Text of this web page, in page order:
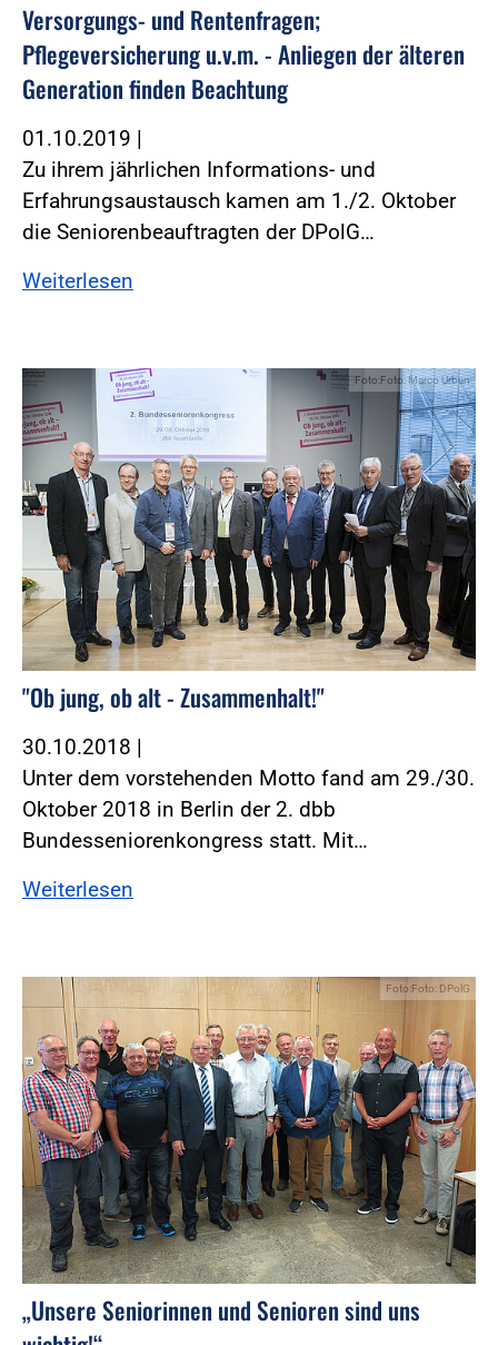
Versorgungs- und Rentenfragen;
Pflegeversicherung u.v.m. - Anliegen der älteren
Generation finden Beachtung
01.10.2019 |
Zu ihrem jährlichen Informations- und
Erfahrungsaustausch kamen am 1./2. Oktober
die Seniorenbeauftragten der DPolG…
Weiterlesen
Foto:Foto: Marco Urban
"Ob jung, ob alt - Zusammenhalt!"
30.10.2018 |
Unter dem vorstehenden Motto fand am 29./30.
Oktober 2018 in Berlin der 2. dbb
Bundesseniorenkongress statt. Mit…
Weiterlesen
Foto:Foto: DPolG
„Unsere Seniorinnen und Senioren sind uns